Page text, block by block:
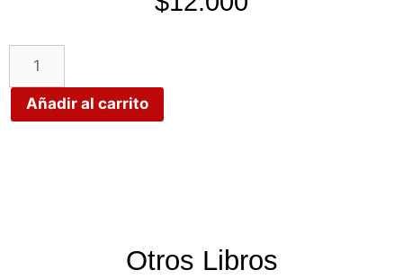
Añadir al carrito
Otros Libros